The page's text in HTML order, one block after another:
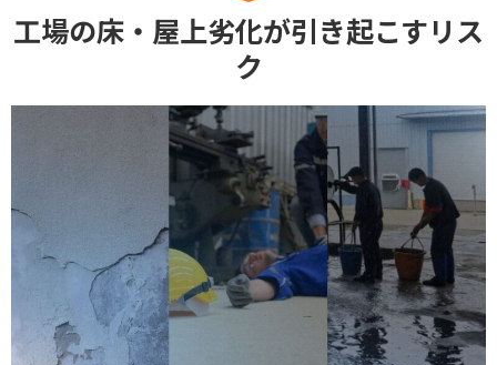
工場の床・屋上劣化が引き起こすリス
ク